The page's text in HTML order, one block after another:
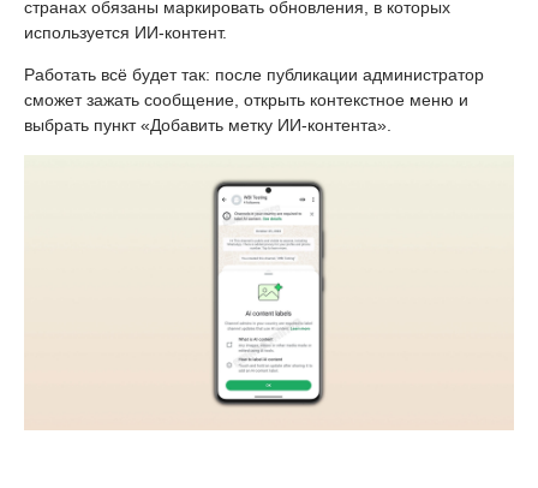
странах обязаны маркировать обновления, в которых
используется ИИ-контент.
Работать всё будет так: после публикации администратор
сможет зажать сообщение, открыть контекстное меню и
выбрать пункт «Добавить метку ИИ-контента».